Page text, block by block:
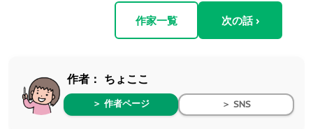
作家一覧 次の話 ›
作者： ちょここ
＞ 作者ページ ＞ SNS